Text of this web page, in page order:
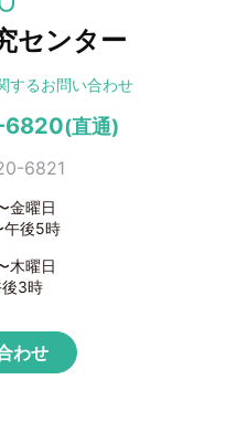
センター
するお問い合わせ
6820(直通)
6821
金曜日
後5時
木曜日
3時
わせ